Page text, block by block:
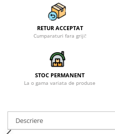
Scule, unelte si masini
Sfoara si franghii
Suruburi, dibluri si accesorii
Corpuri de iluminat
Aplice si plafoniere
Spoturi
Accesorii corpuri de iluminat
RETUR ACCEPTAT
Cumparaturi fara griji!
STOC PERMANENT
La o gama variata de produse
Descriere